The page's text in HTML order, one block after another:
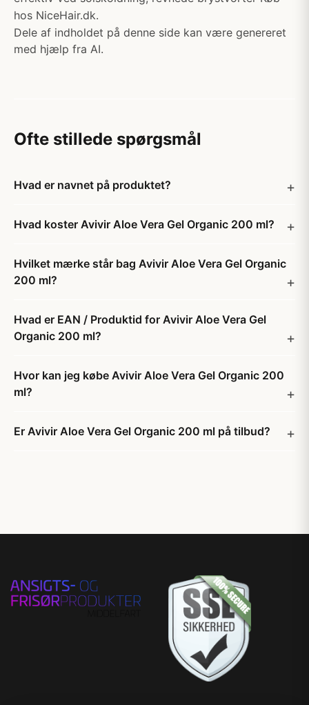
hos NiceHair.dk.
Dele af indholdet på denne side kan være genereret
med hjælp fra AI.
Ofte stillede spørgsmål
Hvad er navnet på produktet?
Hvad koster Avivir Aloe Vera Gel Organic 200 ml?
Hvilket mærke står bag Avivir Aloe Vera Gel Organic
200 ml?
Hvad er EAN / Produktid for Avivir Aloe Vera Gel
Organic 200 ml?
Hvor kan jeg købe Avivir Aloe Vera Gel Organic 200
ml?
Er Avivir Aloe Vera Gel Organic 200 ml på tilbud?